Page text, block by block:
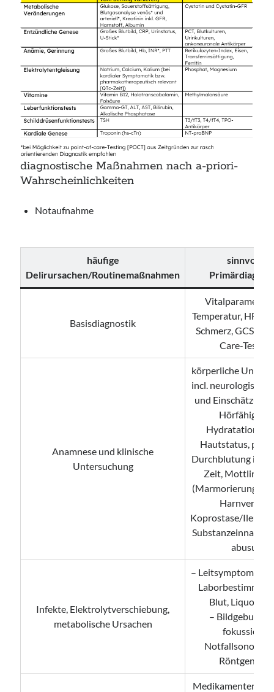
diagnostische Maßnahmen nach a-priori-
Wahrscheinlichkeiten
Notaufnahme
häufige
Delirursachen/Routinemaßnahmen
sinnvolle
Basisdiagnostik
Vitalparameter:
Temperatur, HF,
Schmerz, GCS,
Care-Testing
Anamnese und klinische
Untersuchung
körperliche
incl.
und Einschätzung
Hörfähigkeit,
Hautstatus,
Durchblutung inkl.
Zeit, Mottling-
(Marmorierung
Harnverhalt,
Koprostase/
abusus
Infekte, Elektrolytverschiebung,
metabolische Ursachen
– Leitsymptom
Blut, Liquor,
– Bildgebung
fokussierte
Röntgen, CT)